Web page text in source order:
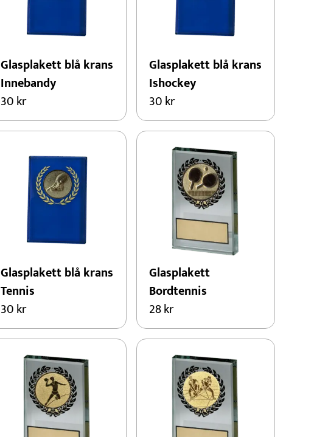
Glasplakett blå krans
Innebandy
30kr
Glasplakett blå krans
Ishockey
30kr
Glasplakett blå krans
Tennis
30kr
Glasplakett
Bordtennis
28kr